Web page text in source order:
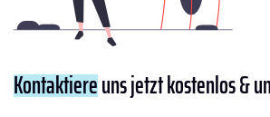
Kontaktiereuns jetzt kostenlos &